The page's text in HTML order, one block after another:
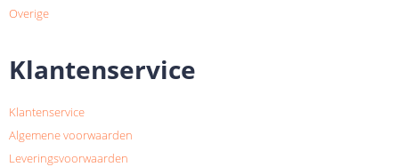
Overige
Klantenservice
Klantenservice
Algemene voorwaarden
Leveringsvoorwaarden